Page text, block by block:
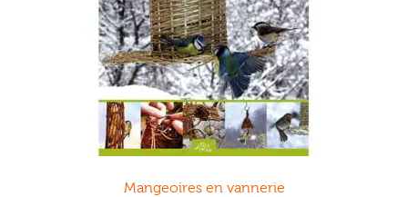
Mangeoires en vannerie